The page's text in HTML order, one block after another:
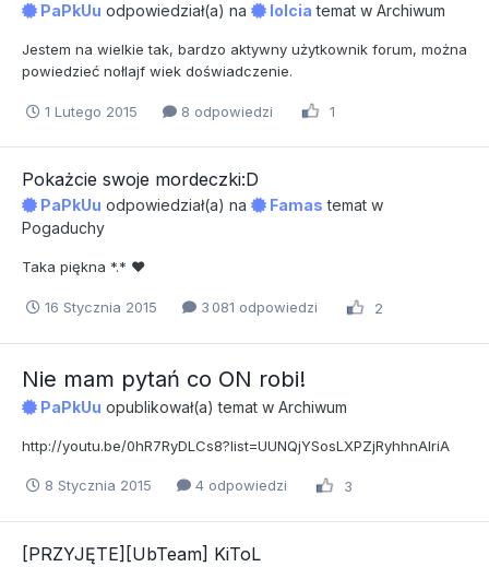
PaPkUu odpowiedział(a) na lolcia temat w Archiwum
Jestem na wielkie tak, bardzo aktywny użytkownik forum, można
powiedzieć nołlajf wiek doświadczenie.
1 Lutego 2015 8 odpowiedzi 1
Pokażcie swoje mordeczki:D
PaPkUu odpowiedział(a) na Famas temat w
Pogaduchy
Taka piękna *.* ♥
16 Stycznia 2015 3 081 odpowiedzi 2
Nie mam pytań co ON robi!
PaPkUu opublikował(a) temat w Archiwum
http://youtu.be/0hR7RyDLCs8?list=UUNQjYSosLXPZjRyhhnAIriA
8 Stycznia 2015 4 odpowiedzi 3
[PRZYJĘTE][UbTeam] KiToL